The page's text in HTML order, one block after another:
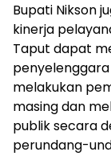
Bupati Nikson
kinerja
Taput dapat
melakukan
masing dan
publik secara
perundang-